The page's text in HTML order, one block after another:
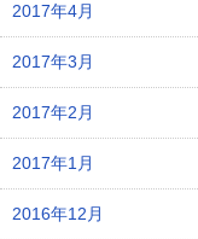
2017年4月
2017年3月
2017年2月
2017年1月
2016年12月